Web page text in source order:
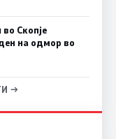
Скопје
на одмор во
→